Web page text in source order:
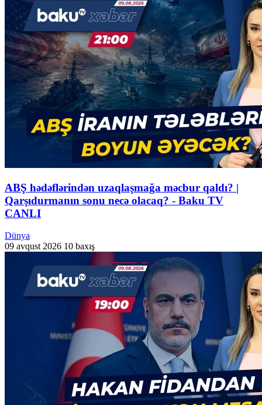
ABŞ hədəflərindən uzaqlaşmağa məcbur qaldı? |
Qarşıdurmanın sonu necə olacaq? - Baku TV
CANLI
Dünya
09 avqust 2026 10 baxış